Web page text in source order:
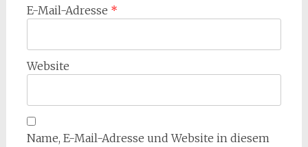
E-Mail-Adresse *
Website
Name, E-Mail-Adresse und Website in diesem